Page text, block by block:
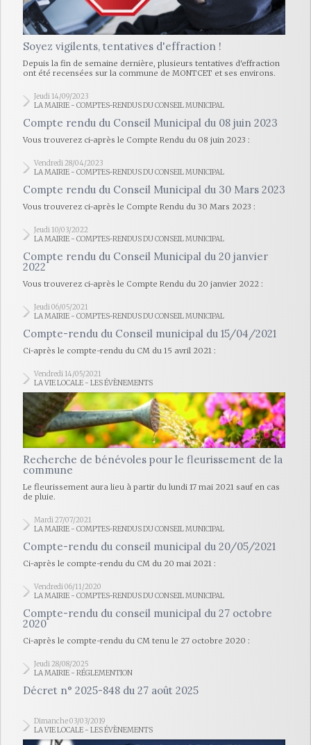
Soyez vigilents, tentatives d'effraction !
Depuis la fin de semaine dernière, plusieurs tentatives d'effraction
ont été recensées sur la commune de MONTCET et ses environs.
Jeudi 14/09/2023
LA MAIRIE - COMPTES-RENDUS DU CONSEIL MUNICIPAL
Compte rendu du Conseil Municipal du 08 juin 2023
Vous trouverez ci-après le Compte Rendu du 08 juin 2023 :
Vendredi 28/04/2023
LA MAIRIE - COMPTES-RENDUS DU CONSEIL MUNICIPAL
Compte rendu du Conseil Municipal du 30 Mars 2023
Vous trouverez ci-après le Compte Rendu du 30 Mars 2023 :
Jeudi 10/03/2022
LA MAIRIE - COMPTES-RENDUS DU CONSEIL MUNICIPAL
Compte rendu du Conseil Municipal du 20 janvier
2022
Vous trouverez ci-après le Compte Rendu du 20 janvier 2022 :
Jeudi 06/05/2021
LA MAIRIE - COMPTES-RENDUS DU CONSEIL MUNICIPAL
Compte-rendu du Conseil municipal du 15/04/2021
Ci-après le compte-rendu du CM du 15 avril 2021 :
Vendredi 14/05/2021
LA VIE LOCALE - LES ÉVÈNEMENTS
Recherche de bénévoles pour le fleurissement de la
commune
Le fleurissement aura lieu à partir du lundi 17 mai 2021 sauf en cas
de pluie.
Mardi 27/07/2021
LA MAIRIE - COMPTES-RENDUS DU CONSEIL MUNICIPAL
Compte-rendu du conseil municipal du 20/05/2021
Ci-après le compte-rendu du CM du 20 mai 2021 :
Vendredi 06/11/2020
LA MAIRIE - COMPTES-RENDUS DU CONSEIL MUNICIPAL
Compte-rendu du conseil municipal du 27 octobre
2020
Ci-après le compte-rendu du CM tenu le 27 octobre 2020 :
Jeudi 28/08/2025
LA MAIRIE - RÉGLEMENTION
Décret n° 2025-848 du 27 août 2025
Dimanche 03/03/2019
LA VIE LOCALE - LES ÉVÈNEMENTS